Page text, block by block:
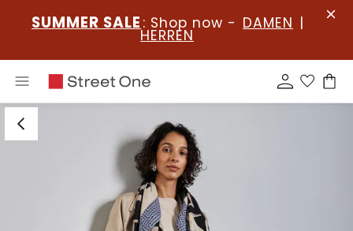
SUMMER SALE : Shop now - DAMEN |
HERREN